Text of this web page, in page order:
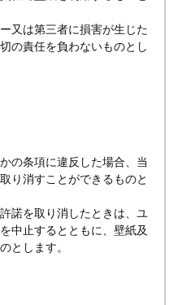
又は第三者に損害が生じた
の責任を負わないものとし
の条項に違反した場合、当
り消すことができるものと
諾を取り消したときは、ユ
中止するとともに、壁紙及
とします。